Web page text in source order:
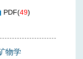
PDF(49)
物学